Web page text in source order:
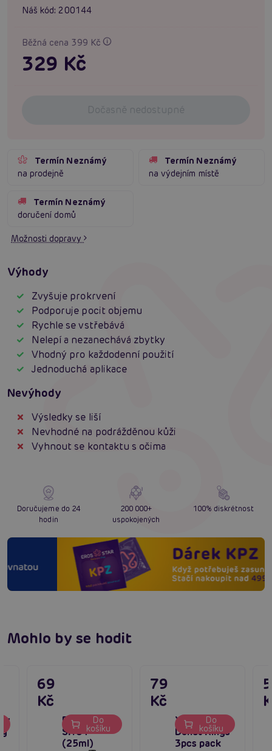
Náš kód: 200144
Běžná cena 399 Kč
329 Kč
Dočasně nedostupné
Termín Neznámý
na prodejně
Termín Neznámý
na výdejním místě
Termín Neznámý
doručení domů
Možnosti dopravy
Výhody
Zvyšuje prokrvení
Podporuje pocit objemu
Rychle se vstřebává
Nelepí a nezanechává zbytky
Vhodný pro každodenní použití
Jednoduchá aplikace
Nevýhody
Výsledky se liší
Nevhodné na podrážděnou kůži
Vyhnout se kontaktu s očima
Doručujeme do 24
hodin
200 000+
uspokojených
100% diskrétnost
Mohlo by se hodit
Proerecta
SHOT
(25ml)
69
Kč
Do
košíku
X-Basic
Donut Rings
3pcs pack
79
Kč
Do
košíku